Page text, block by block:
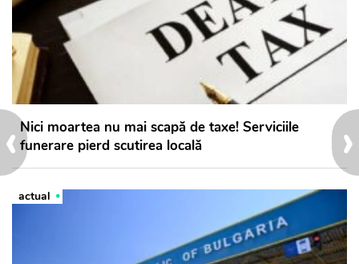
›
‹ Nici moartea nu mai scapă de taxe! Serviciile
funerare pierd scutirea locală
actual